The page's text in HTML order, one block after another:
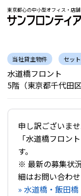
東京都心の中小型オフィス・店
当社貸主物件 セッ
水道橋フロント
5階（東京都千代田
申し訳ございませ
「水道橋フロン
す。
※ 最新の募集状
細はお問い合わせ
» 水道橋・飯田